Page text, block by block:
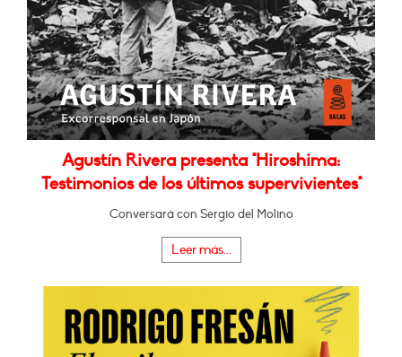
Agustín Rivera presenta "Hiroshima:
Testimonios de los últimos supervivientes"
Conversará con Sergio del Molino
Leer más...